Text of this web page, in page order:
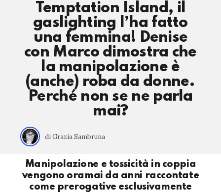
Temptation Island, il
gaslighting l’ha fatto
una femmina! Denise
con Marco dimostra che
la manipolazione è
(anche) roba da donne.
Perché non se ne parla
mai?
di Grazia Sambruna
Manipolazione e tossicità in coppia
vengono oramai da anni raccontate
come prerogative esclusivamente